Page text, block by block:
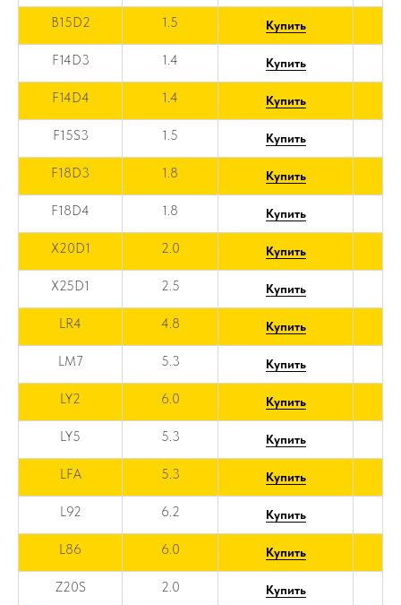
B15D2 1.5 Купить
F14D3 1.4 Купить
F14D4 1.4 Купить
F15S3 1.5 Купить
F18D3 1.8 Купить
F18D4 1.8 Купить
X20D1 2.0 Купить
X25D1 2.5 Купить
LR4 4.8 Купить
LM7 5.3 Купить
LY2 6.0 Купить
LY5 5.3 Купить
LFA 5.3 Купить
L92 6.2 Купить
L86 6.0 Купить
Z20S 2.0 Купить